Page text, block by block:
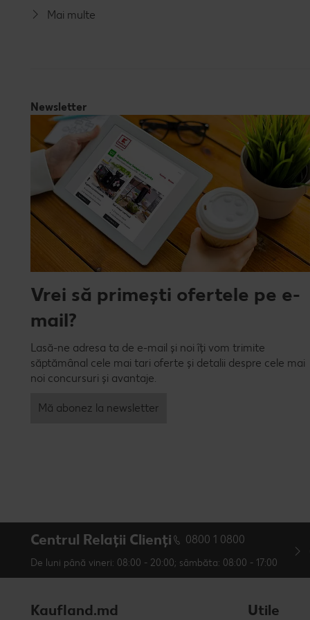
Mai multe
Newsletter
Vrei să primești ofertele pe e-
mail?
Lasă-ne adresa ta de e-mail și noi îți vom trimite
săptămânal cele mai tari oferte și detalii despre cele mai
noi concursuri și avantaje.
Mă abonez la newsletter
Centrul Relații Clienți 0800 1 0800
De luni până vineri: 08:00 - 20:00; sâmbăta: 08:00 - 17:00
Kaufland.md Utile